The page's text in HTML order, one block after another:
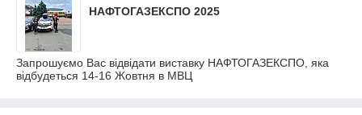
НАФТОГАЗЕКСПО 2025
Запрошуємо Вас відвідати виставку НАФТОГАЗЕКСПО, яка
відбудеться 14-16 Жовтня в МВЦ